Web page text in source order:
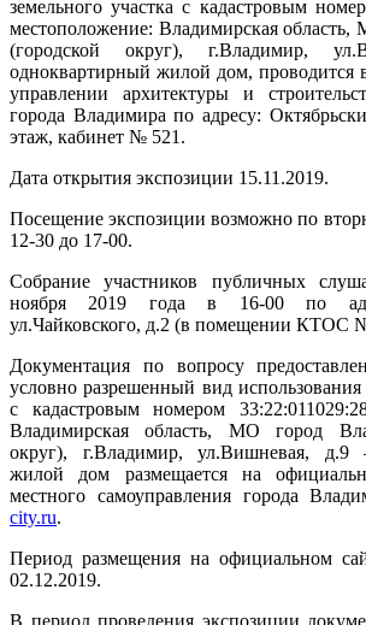
земельного участка с кадастровым
местоположение: Владимирская
(городской округ), г.Владимир,
одноквартирный жилой дом, проводится
управлении архитектуры и
города Владимира по адресу:
этаж, кабинет № 521.
Дата открытия экспозиции 15.11.2019.
Посещение экспозиции возможно по
12-30 до 17-00.
Собрание участников публичных
ноября 2019 года в 16-00 по
ул.Чайковского, д.2 (в помещении КТОС
Документация по вопросу
условно разрешенный вид использования
с кадастровым номером
Владимирская область, МО город
округ), г.Владимир, ул.Вишневая, д.9
жилой дом размещается на
местного самоуправления города
city.ru.
Период размещения на официальном
02.12.2019.
В период проведения экспозиции